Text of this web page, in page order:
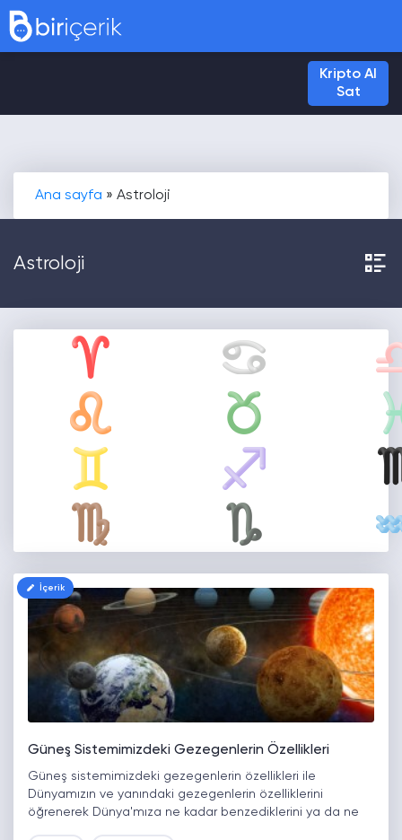
Kripto Al
Sat
Ana sayfa » Astroloji
Astroloji
İçerik
Güneş Sistemimizdeki Gezegenlerin Özellikleri
Güneş sistemimizdeki gezegenlerin özellikleri ile
Dünyamızın ve yanındaki gezegenlerin özelliklerini
öğrenerek Dünya'mıza ne kadar benzediklerini ya da ne